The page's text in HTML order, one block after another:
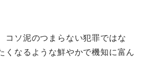
コソ泥のつまらない犯罪ではな
くなるような鮮やかで機知に富ん